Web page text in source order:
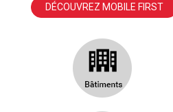
DÉCOUVREZ MOBILE FIRST